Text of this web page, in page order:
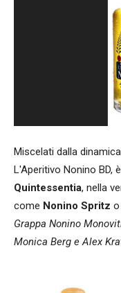
Miscelati dalla
L'Aperitivo Nonino BD,
Quintessentia, nella
come Nonino Spritz o
Grappa Nonino
Monica Berg e Alex